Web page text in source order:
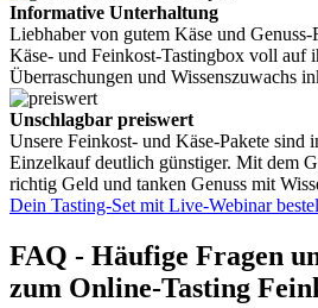
Informative Unterhaltung
Liebhaber von gutem Käse und
Käse- und Feinkost-Tastingbox voll auf
Überraschungen und Wissenszuwachs
Unschlagbar preiswert
Unsere Feinkost- und Käse-Pakete sind
Einzelkauf deutlich günstiger. Mit dem
richtig Geld und tanken Genuss mit
Dein Tasting-Set mit Live-Webinar
FAQ - Häufige Fragen
zum Online-Tasting